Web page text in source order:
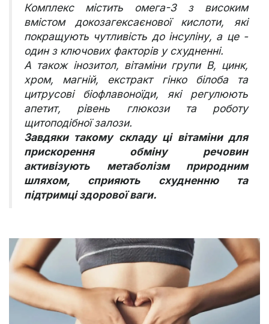
Комплекс містить омега-3 з високим
вмістом докозагексаєнової кислоти, які
покращують чутливість до інсуліну, а це -
один з ключових факторів у схудненні.
А також інозитол, вітаміни групи B, цинк,
хром, магній, екстракт гінко білоба та
цитрусові біофлавоноїди, які регулюють
апетит, рівень глюкози та роботу
щитоподібної залози.
Завдяки такому складу ці вітаміни для
прискорення обміну речовин
активізують метаболізм природним
шляхом, сприяють схудненню та
підтримці здорової ваги.